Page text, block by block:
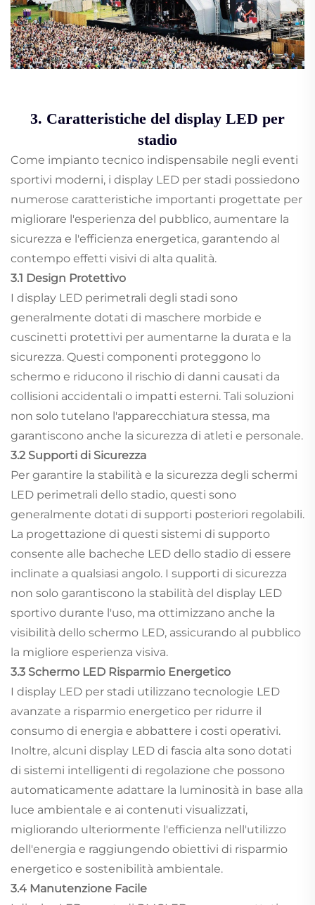
3. Caratteristiche del display LED per
stadio
Come impianto tecnico indispensabile negli eventi
sportivi moderni, i display LED per stadi possiedono
numerose caratteristiche importanti progettate per
migliorare l'esperienza del pubblico, aumentare la
sicurezza e l'efficienza energetica, garantendo al
contempo effetti visivi di alta qualità.
3.1 Design Protettivo
I display LED perimetrali degli stadi sono
generalmente dotati di maschere morbide e
cuscinetti protettivi per aumentarne la durata e la
sicurezza. Questi componenti proteggono lo
schermo e riducono il rischio di danni causati da
collisioni accidentali o impatti esterni. Tali soluzioni
non solo tutelano l'apparecchiatura stessa, ma
garantiscono anche la sicurezza di atleti e personale.
3.2 Supporti di Sicurezza
Per garantire la stabilità e la sicurezza degli schermi
LED perimetrali dello stadio, questi sono
generalmente dotati di supporti posteriori regolabili.
La progettazione di questi sistemi di supporto
consente alle bacheche LED dello stadio di essere
inclinate a qualsiasi angolo. I supporti di sicurezza
non solo garantiscono la stabilità del display LED
sportivo durante l'uso, ma ottimizzano anche la
visibilità dello schermo LED, assicurando al pubblico
la migliore esperienza visiva.
3.3 Schermo LED Risparmio Energetico
I display LED per stadi utilizzano tecnologie LED
avanzate a risparmio energetico per ridurre il
consumo di energia e abbattere i costi operativi.
Inoltre, alcuni display LED di fascia alta sono dotati
di sistemi intelligenti di regolazione che possono
automaticamente adattare la luminosità in base alla
luce ambientale e ai contenuti visualizzati,
migliorando ulteriormente l'efficienza nell'utilizzo
dell'energia e raggiungendo obiettivi di risparmio
energetico e sostenibilità ambientale.
3.4 Manutenzione Facile